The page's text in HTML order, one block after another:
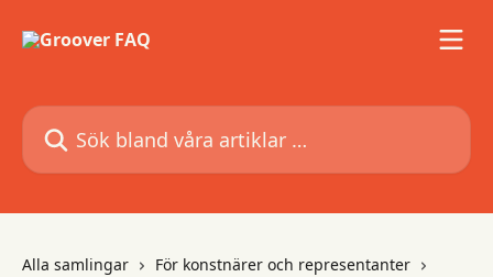
Sök bland våra artiklar …
Alla samlingar
För konstnärer och representanter